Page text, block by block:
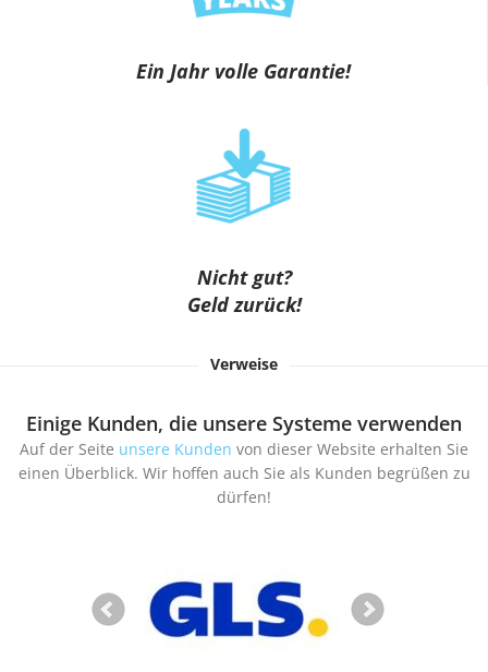
Ein Jahr volle Garantie!
Nicht gut?
Geld zurück!
Verweise
Einige Kunden, die unsere Systeme verwenden
Auf der Seite unsere Kunden von dieser Website erhalten Sie
einen Überblick. Wir hoffen auch Sie als Kunden begrüßen zu
dürfen!